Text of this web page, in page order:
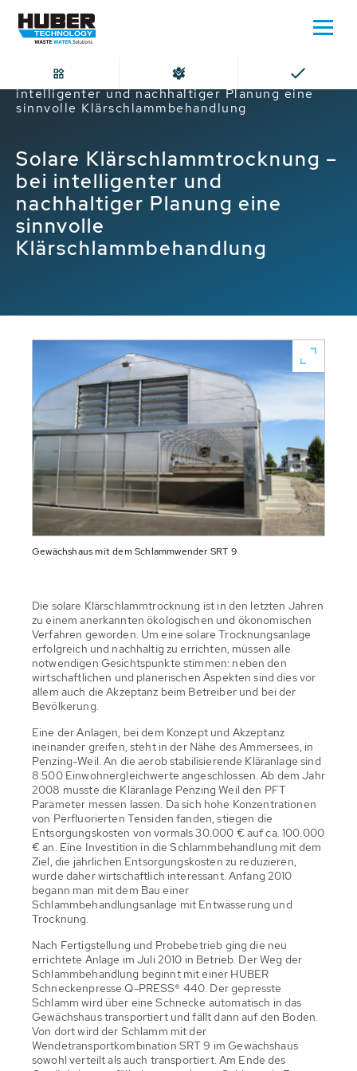
Home
Solare Klärschlammtrocknung – bei
intelligenter und nachhaltiger Planung eine
sinnvolle Klärschlammbehandlung
Solare Klärschlammtrocknung –
bei intelligenter und
nachhaltiger Planung eine
sinnvolle
Klärschlammbehandlung
Gewächshaus mit dem Schlammwender SRT 9
Die solare Klärschlammtrocknung ist in den letzten Jahren
zu einem anerkannten ökologischen und ökonomischen
Verfahren geworden. Um eine solare Trocknungsanlage
erfolgreich und nachhaltig zu errichten, müssen alle
notwendigen Gesichtspunkte stimmen: neben den
wirtschaftlichen und planerischen Aspekten sind dies vor
allem auch die Akzeptanz beim Betreiber und bei der
Bevölkerung.
Eine der Anlagen, bei dem Konzept und Akzeptanz
ineinander greifen, steht in der Nähe des Ammersees, in
Penzing-Weil. An die aerob stabilisierende Kläranlage sind
8.500 Einwohnergleichwerte angeschlossen. Ab dem Jahr
2008 musste die Kläranlage Penzing Weil den PFT
Parameter messen lassen. Da sich hohe Konzentrationen
von Perfluorierten Tensiden fanden, stiegen die
Entsorgungskosten von vormals 30.000 € auf ca. 100.000
€ an. Eine Investition in die Schlammbehandlung mit dem
Ziel, die jährlichen Entsorgungskosten zu reduzieren,
wurde daher wirtschaftlich interessant. Anfang 2010
begann man mit dem Bau einer
Schlammbehandlungsanlage mit Entwässerung und
Trocknung.
Nach Fertigstellung und Probebetrieb ging die neu
errichtete Anlage im Juli 2010 in Betrieb. Der Weg der
Schlammbehandlung beginnt mit einer HUBER
Schneckenpresse Q-PRESS® 440. Der gepresste
Schlamm wird über eine Schnecke automatisch in das
Gewächshaus transportiert und fällt dann auf den Boden.
Von dort wird der Schlamm mit der
Wendetransportkombination SRT 9 im Gewächshaus
sowohl verteilt als auch transportiert. Am Ende des